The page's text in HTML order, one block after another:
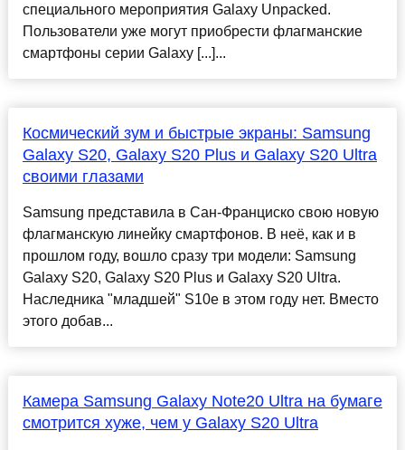
специального мероприятия Galaxy Unpacked.
Пользователи уже могут приобрести флагманские
смартфоны серии Galaxy [...]...
Космический зум и быстрые экраны: Samsung
Galaxy S20, Galaxy S20 Plus и Galaxy S20 Ultra
своими глазами
Samsung представила в Сан-Франциско свою новую
флагманскую линейку смартфонов. В неё, как и в
прошлом году, вошло сразу три модели: Samsung
Galaxy S20, Galaxy S20 Plus и Galaxy S20 Ultra.
Наследника "младшей" S10e в этом году нет. Вместо
этого добав...
Камера Samsung Galaxy Note20 Ultra на бумаге
смотрится хуже, чем у Galaxy S20 Ultra